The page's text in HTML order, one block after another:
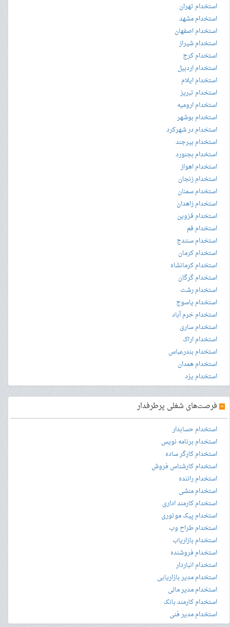
استخدام تهران
استخدام مشهد
استخدام اصفهان
استخدام شیراز
استخدام کرج
استخدام اردبیل
استخدام ایلام
استخدام تبریز
استخدام ارومیه
استخدام بوشهر
استخدام در شهرکرد
استخدام بیرجند
استخدام بجنورد
استخدام اهواز
استخدام زنجان
استخدام سمنان
استخدام زاهدان
استخدام قزوین
استخدام قم
استخدام سنندج
استخدام کرمان
استخدام کرمانشاه
استخدام گرگان
استخدام رشت
استخدام یاسوج
استخدام خرم آباد
استخدام ساری
استخدام اراک
استخدام بندرعباس
استخدام همدان
استخدام یزد
» فرصت‌های شغلی پرطرفدار
استخدام حسابدار
استخدام برنامه نویس
استخدام کارگر ساده
استخدام کارشناس فروش
استخدام راننده
استخدام منشی
استخدام کارمند اداری
استخدام پیک موتوری
استخدام طراح وب
استخدام بازاریاب
استخدام فروشنده
استخدام انباردار
استخدام مدیر بازاریابی
استخدام مدیر مالی
استخدام کارمند بانک
استخدام مدیر فنی